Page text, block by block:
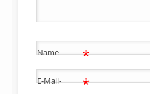
Name *
E-Mail-
*